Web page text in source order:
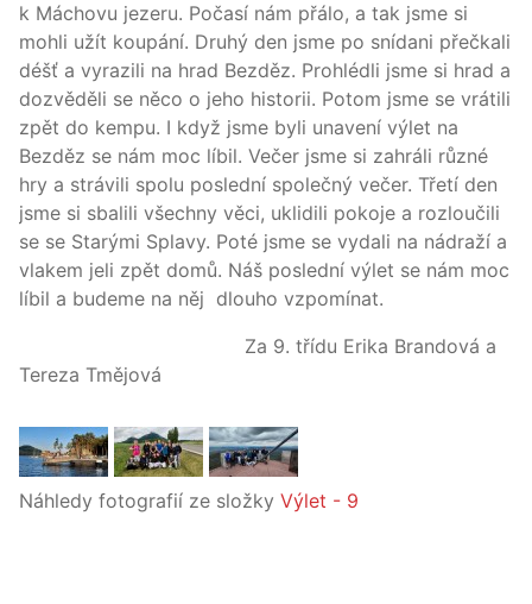
k Máchovu jezeru. Počasí nám přálo, a tak jsme si
mohli užít koupání. Druhý den jsme po snídani přečkali
déšť a vyrazili na hrad Bezděz. Prohlédli jsme si hrad a
dozvěděli se něco o jeho historii. Potom jsme se vrátili
zpět do kempu. I když jsme byli unavení výlet na
Bezděz se nám moc líbil. Večer jsme si zahráli různé
hry a strávili spolu poslední společný večer. Třetí den
jsme si sbalili všechny věci, uklidili pokoje a rozloučili
se se Starými Splavy. Poté jsme se vydali na nádraží a
vlakem jeli zpět domů. Náš poslední výlet se nám moc
líbil a budeme na něj dlouho vzpomínat.
Za 9. třídu Erika Brandová a
Tereza Tmějová
Náhledy fotografií ze složky Výlet - 9